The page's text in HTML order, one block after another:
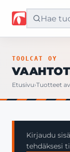
Etusivu
Yritys
TOOLCAT OY
Etusivu›Tuotteet
Kirjaudu
tehdäksesi